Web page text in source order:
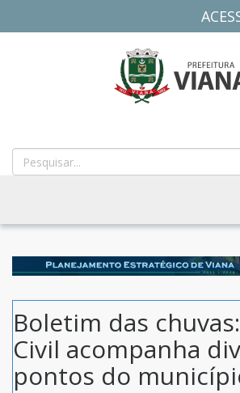
MUNICIPAL
DE
VIANA
ES
Boletim das
Civil acompanha
pontos do